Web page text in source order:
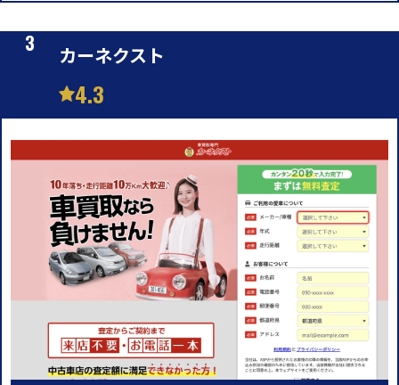
カーネクスト
4.3